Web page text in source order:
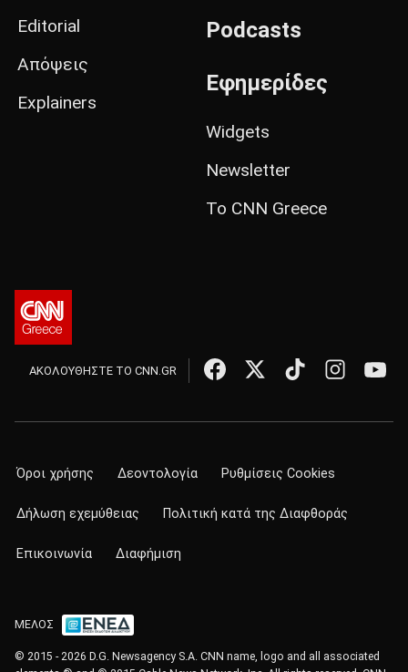
Editorial
Απόψεις
Explainers
Podcasts
Εφημερίδες
Widgets
Newsletter
Το CNN Greece
ΑΚΟΛΟΥΘΗΣΤΕ ΤΟ CNN.GR
Όροι χρήσης Δεοντολογία Ρυθμίσεις Cookies
Δήλωση εχεμύθειας Πολιτική κατά της Διαφθοράς
Επικοινωνία Διαφήμιση
ΜΕΛΟΣ
© 2015 - 2026 D.G. Newsagency S.A. CNN name, logo and all associated